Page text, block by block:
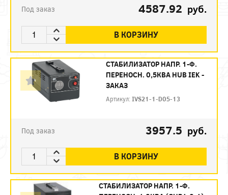
Под заказ 4587.92 руб.
В КОРЗИНУ
СТАБИЛИЗАТОР НАПР. 1-Ф.
ПЕРЕНОСН. 0,5КВА HUB IEK -
ЗАКАЗ
Артикул:IVS21-1-D05-13
Под заказ 3957.5 руб.
В КОРЗИНУ
СТАБИЛИЗАТОР НАПР. 1-Ф.